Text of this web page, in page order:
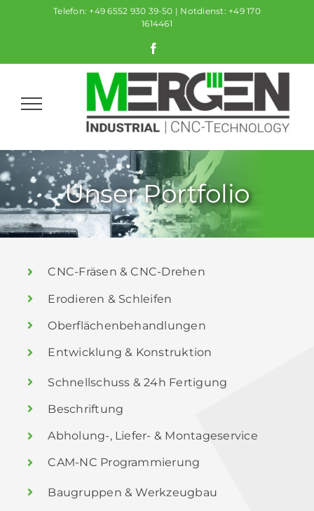
Telefon: +49 6552 930 39-50 | Notdienst: +49 170
1614461
Unser Portfolio
CNC-Fräsen & CNC-Drehen
Erodieren & Schleifen
Oberflächenbehandlungen
Entwicklung & Konstruktion
Schnellschuss & 24h Fertigung
Beschriftung
Abholung-, Liefer- & Montageservice
CAM-NC Programmierung
Baugruppen & Werkzeugbau